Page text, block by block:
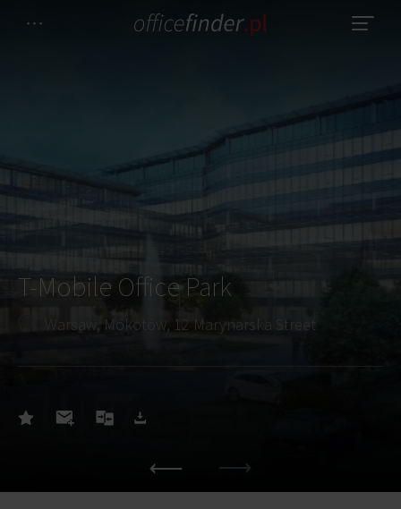
T-Mobile Office Park
Warsaw, Mokotów, 12 Marynarska Street